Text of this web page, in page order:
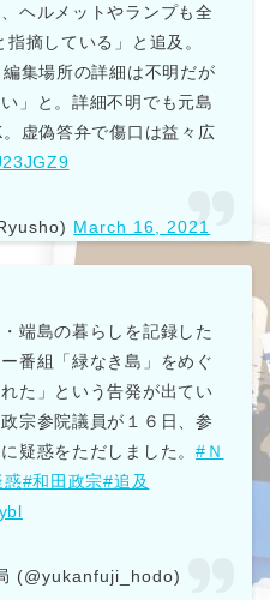
ヘルメットやランプも全
摘している」と追及。
集場所の詳細は不明だが
」と。詳細不明でも元島
虚偽答弁で傷口は益々広
March 16, 2021
端島の暮らしを記録した
番組「緑なき島」をめぐ
た」という告発が出てい
宗参院議員が１６日、参
疑惑をただしました。#Ｎ
惑#和田政宗#追及
(@yukanfuji_hodo)